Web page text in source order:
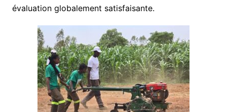
évaluation globalement satisfaisante.